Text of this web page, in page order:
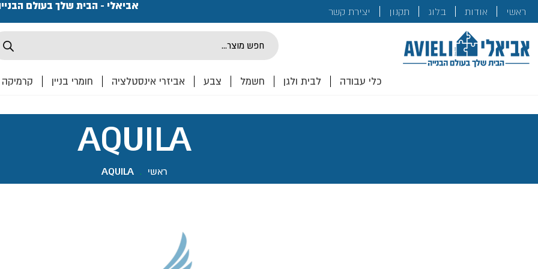
ראשי אודות בלוג תקנון יצירת קשרלכם!
אביאלי - הבית שלך בעולם
Products
search
כלי עבודה לבית ולגן חשמל צבע אביזרי אינסטלציה חומרי בניין קרמיקה
AQUILA
ראשי .
AQUILA